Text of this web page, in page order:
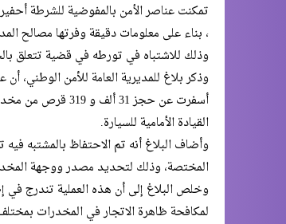
تمكنت عناصر الأمن بالمفوضية للشرطة أحفير، منتصف
، بناء على معلومات دقيقة وفرتها مصالح
وذلك للاشتباه في تورطه في قضية تتعلق
وذكر بلاغ للمديرية العامة للأمن الوطني،
أسفرت عن حجز
القيادة الأمامية للسيارة.
وأضاف البلاغ أنه تم الاحتفاظ بالمشتبه
المختصة، وذلك لتحديد مصدر ووجهة
وخلص البلاغ إلى أن هذه العملية تندرج في
لمكافحة ظاهرة الاتجار في المخدرات